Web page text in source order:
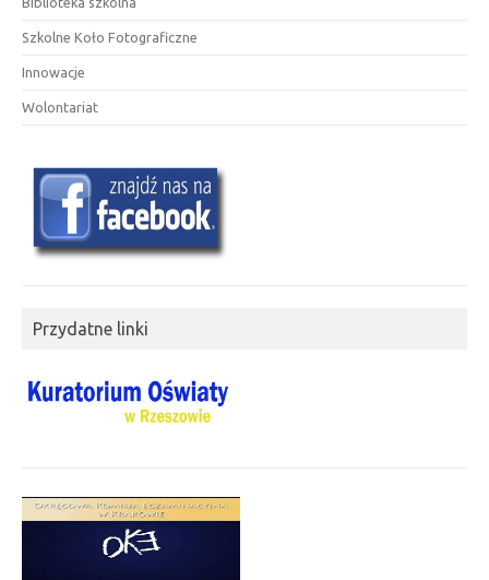
Szkolne Koło Fotograficzne
Innowacje
Wolontariat
Przydatne linki